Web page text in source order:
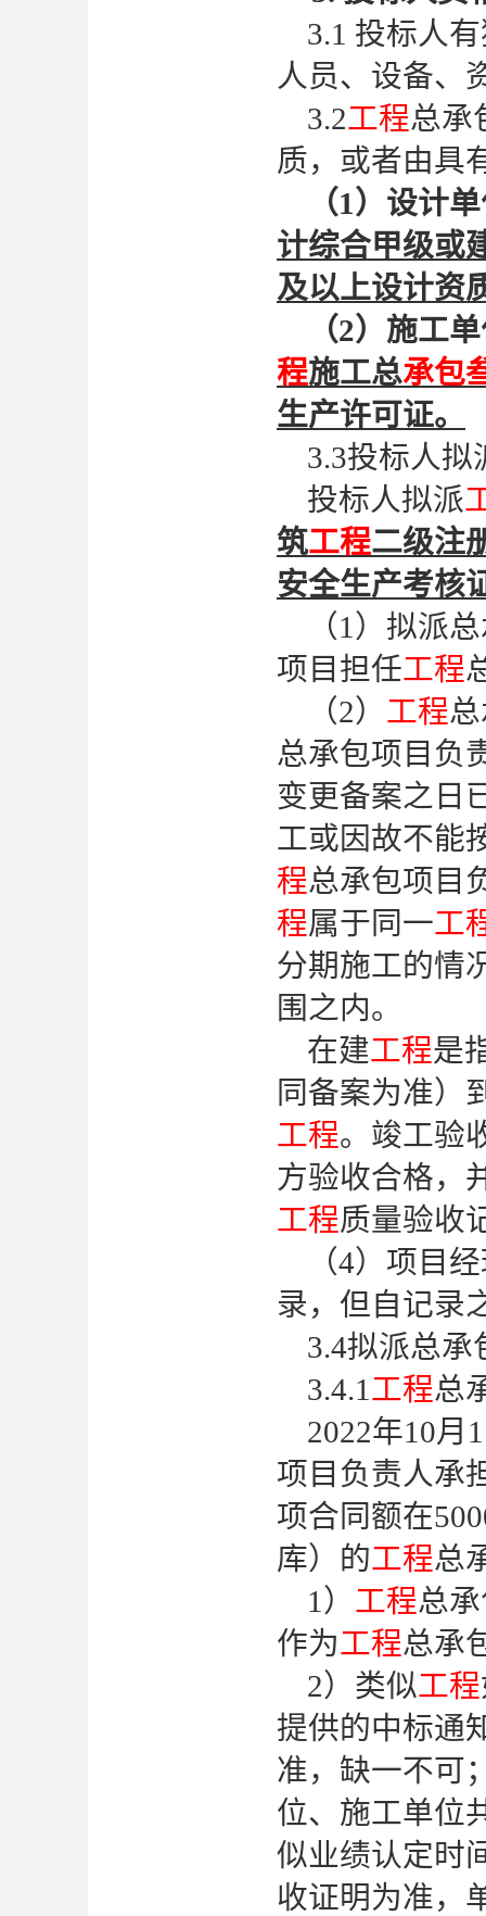
3.1 投标人
人员、设备、
3.2工程总承
质，或者由具
（1）设计
计综合甲级或
及以上设计资
（2）施工
程施工总承包
生产许可证。
3.3投标人
投标人拟派
筑工程二级注
安全生产考核
（1） 拟派
项目担任工程
（2） 工程
总承包项目负
变更备案之日
工或因故不能
程总承包项目
程属于同一工
分期施工的情
围之内。
在建工程是
同备案为准）
工程。竣工验
方验收合格，
工程质量验收
（4）项目
录，但自记录
3.4拟派总
3.4.1 工程总
2022年10月
项目负责人承
项合同额在
库）的工程总
1） 工程总
作为工程总承
2）类似工程
提供的中标通
准，缺一不可
位、施工单位
似业绩认定时
收证明为准，